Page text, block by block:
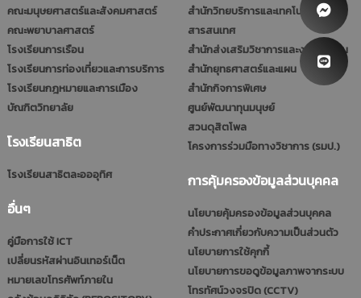
คณะมนุษยศาสตร์และสังคมศาสตร์
คณะพยาบาลศาสตร์
โรงเรียนการเรือน
โรงเรียนการท่องเที่ยวและการบริการ
โรงเรียนกฎหมายและการเมือง
บัณฑิตวิทยาลัย
โรงเรียนสาธิต
โรงเรียนสาธิตละอออุทิศ
อื่นๆ
คู่มือการใช้ ICT
เปลี่ยนรหัสผ่านอินเทอร์เน็ต
หมายเลขโทรศัพท์ภายใน
สำนักวิทยบริการและเทคโนโลยี
สารสนเทศ
สำนักส่งเสริมวิชาการและงานทะเบียน
สำนักยุทธศาสตร์และแผน
สำนักกิจการพิเศษ
ศูนย์พัฒนาทุนมนุษย์
สวนดุสิตโพล
โครงการร่วมมือทางวิชาการ (รมป.)
การคุ้มครองข้อมูลส่วนบุคคล
นโยบายคุ้มครองข้อมูลส่วนบุคคล
คำประกาศเกี่ยวกับความเป็นส่วนตัว
นโยบายการใช้คุกกี้
นโยบายการขอดูข้อมูลภาพจากระบบ
โทรทัศน์วงจรปิด (CCTV)